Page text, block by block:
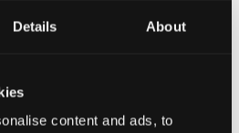
Details About
content and ads, to
The Conversation ar ein
uniongyrchol er mwyn
gyda’r cyhoedd. Darllenwch